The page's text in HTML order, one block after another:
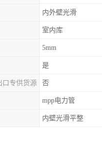
内外壁光滑
室内库
5mm
是
口专供货源 否
mpp电力管
内壁光滑平整